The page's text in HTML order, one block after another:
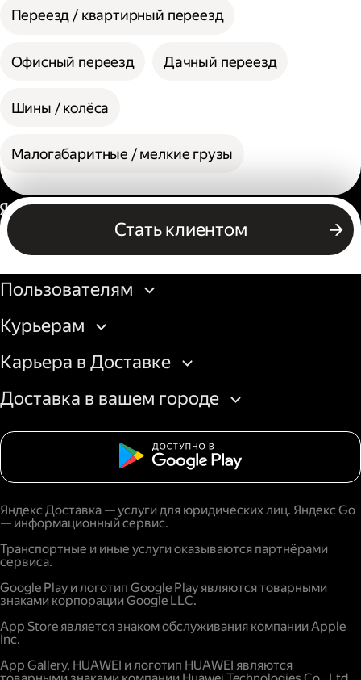
Переезд / квартирный переезд
Офисный переезд Дачный переезд
Шины / колёса
Малогабаритные / мелкие грузы
Стать клиентом
Россия
Бизнесу
Пользователям
Курьерам
Карьера в Доставке
Доставка в вашем городе
Яндекс Доставка — услуги для юридических лиц. Яндекс Go
— информационный сервис.
Транспортные и иные услуги оказываются партнёрами
сервиса.
Google Play и логотип Google Play являются товарными
знаками корпорации Google LLC.
App Store является знаком обслуживания компании Apple
Inc.
App Gallery, HUAWEI и логотип HUAWEI являются